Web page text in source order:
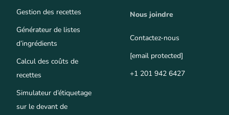
Gestion des recettes
Générateur de listes
d’ingrédients
Calcul des coûts de
recettes
Simulateur d’étiquetage
sur le devant de
Nous joindre
Contactez-nous
[email protected]
+1 201 942 6427